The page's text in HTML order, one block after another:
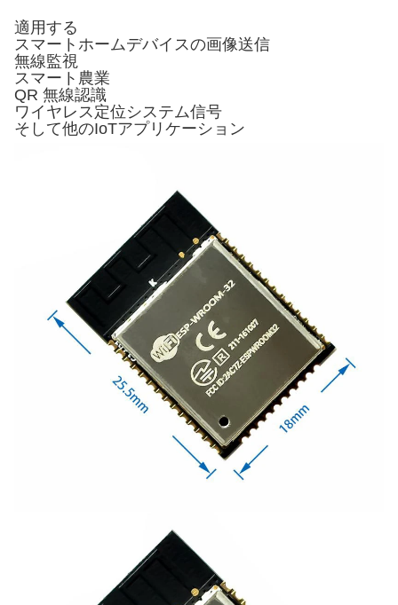
適用する
スマートホームデバイスの画像送信
無線監視
スマート農業
QR 無線認識
ワイヤレス定位システム信号
そして他のIoTアプリケーション